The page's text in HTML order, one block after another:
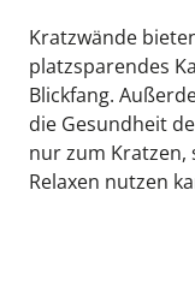
Kratzwände
platzsparendes
Blickfang.
die Gesundheit
nur zum
Relaxen nutzen